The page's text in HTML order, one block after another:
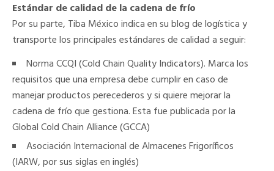
Estándar de calidad de la cadena de frío
Por su parte, Tiba México indica en su blog de logística y
transporte los principales estándares de calidad a seguir:
Norma CCQI (Cold Chain Quality Indicators). Marca los
requisitos que una empresa debe cumplir en caso de
manejar productos perecederos y si quiere mejorar la
cadena de frío que gestiona. Esta fue publicada por la
Global Cold Chain Alliance (GCCA)
Asociación Internacional de Almacenes Frigoríficos
(IARW, por sus siglas en inglés)